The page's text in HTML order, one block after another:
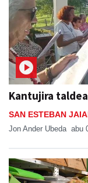
Kantujira
SAN ESTEBAN
Jon Ander Ubeda abu